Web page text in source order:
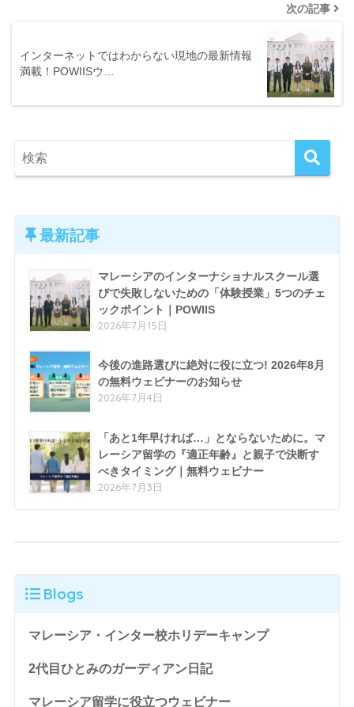
次の記事
インターネットではわからない現地の最新情報
満載！POWIISウ…
最新記事
マレーシアのインターナショナルスクール選
びで失敗しないための「体験授業」5つのチェ
ックポイント｜POWIIS
2026年7月15日
今後の進路選びに絶対に役に立つ! 2026年8月
の無料ウェビナーのお知らせ
2026年7月4日
「あと1年早ければ…」とならないために。マ
レーシア留学の『適正年齢』と親子で決断す
べきタイミング｜無料ウェビナー
2026年7月3日
Blogs
マレーシア・インター校ホリデーキャンプ
2代目ひとみのガーディアン日記
マレーシア留学に役立つウェビナー